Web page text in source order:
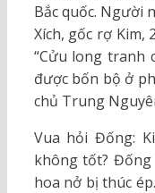
Bắc quốc. Người
Xích, gốc rợ
“Cửu long tranh
được bốn bộ ở
chủ Trung
Vua hỏi Đống:
không tốt? Đống
hoa nở bị thúc